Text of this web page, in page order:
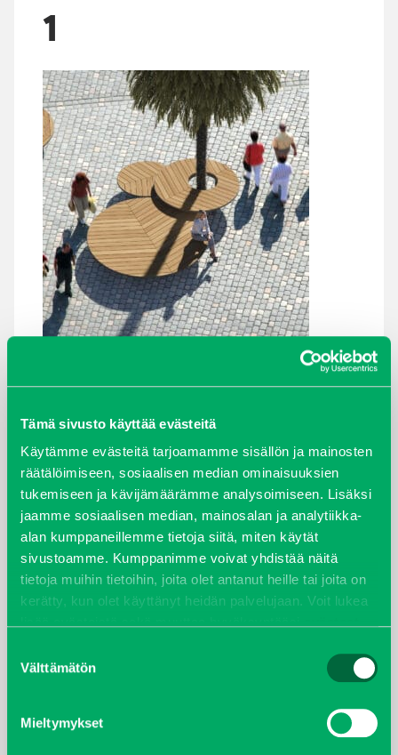
Tämä sivusto käyttää evästeitä
Käytämme evästeitä tarjoamamme sisällön ja mainosten
räätälöimiseen, sosiaalisen median ominaisuuksien
tukemiseen ja kävijämäärämme analysoimiseen. Lisäksi
jaamme sosiaalisen median, mainosalan ja analytiikka-
alan kumppaneillemme tietoja siitä, miten käytät
sivustoamme. Kumppanimme voivat yhdistää näitä
tietoja muihin tietoihin, joita olet antanut heille tai joita on
kerätty, kun olet käyttänyt heidän palvelujaan. Voit lukea
valinta
Välttämätön
Mieltymykset
1
ARKISTOT
maaliskuu 2026
elokuu 2024
syyskuu 2023
joulukuu 2022
huhtikuu 2022
helmikuu 2022